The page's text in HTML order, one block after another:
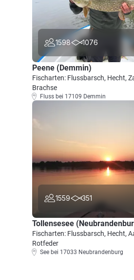
1598 1076
Peene (Demmin)
Fischarten: Flussbarsch, Hecht,
Brachse
Fluss bei 17109 Demmin
1559 351
Tollensesee
Fischarten: Flussbarsch, Hecht,
Rotfeder
See bei 17033 Neubrandenburg